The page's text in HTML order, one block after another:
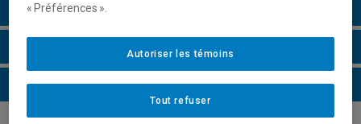
Horaire - Été 2026
Horaire - Automne 2026
Horaire - Hiver 2027
« Préférences ».
Tout refuser
Autoriser les témoins